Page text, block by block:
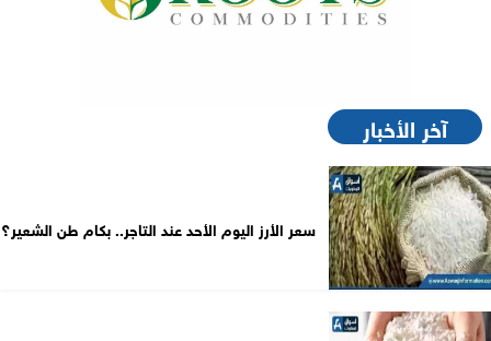
آخر الأخبار
سعر الأرز اليوم الأحد عند التاجر.. بكام طن الشعير؟